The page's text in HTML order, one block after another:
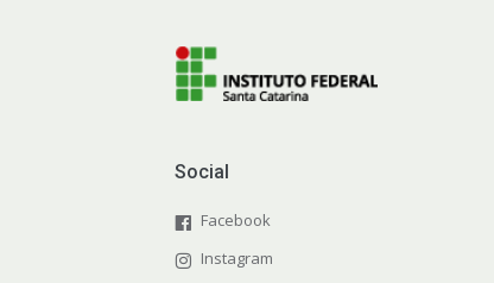
Social
Facebook
Instagram